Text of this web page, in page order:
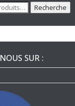
Recherche
SUR :